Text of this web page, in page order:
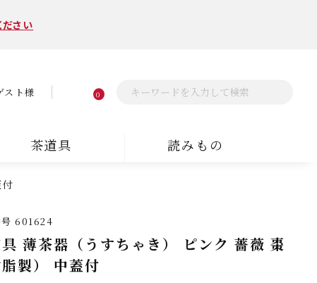
ださい
スト様 0
茶道具 読みもの
601624
薄茶器（うすちゃき） ピンク 薔薇 棗
脂製） 中蓋付